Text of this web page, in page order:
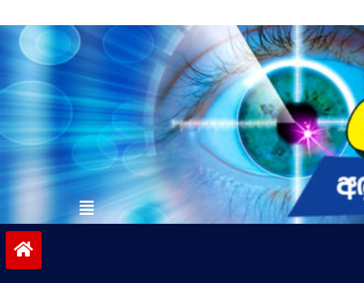
to
contentvinivida.lk